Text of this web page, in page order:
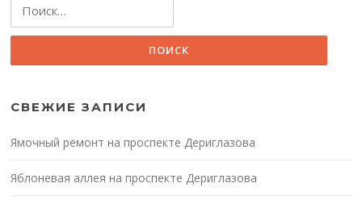
СВЕЖИЕ ЗАПИСИ
Ямочный ремонт на проспекте Дериглазова
Яблоневая аллея на проспекте Дериглазова